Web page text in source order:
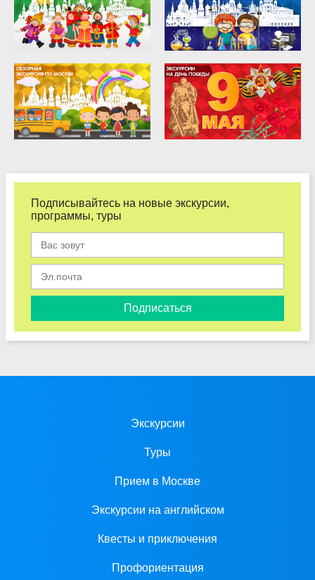
Подписывайтесь на новые экскурсии,
программы, туры
Подписаться
Экскурсии
Туры
Прием в Москве
Экскурсии на английском
Квесты и приключения
Профориентация